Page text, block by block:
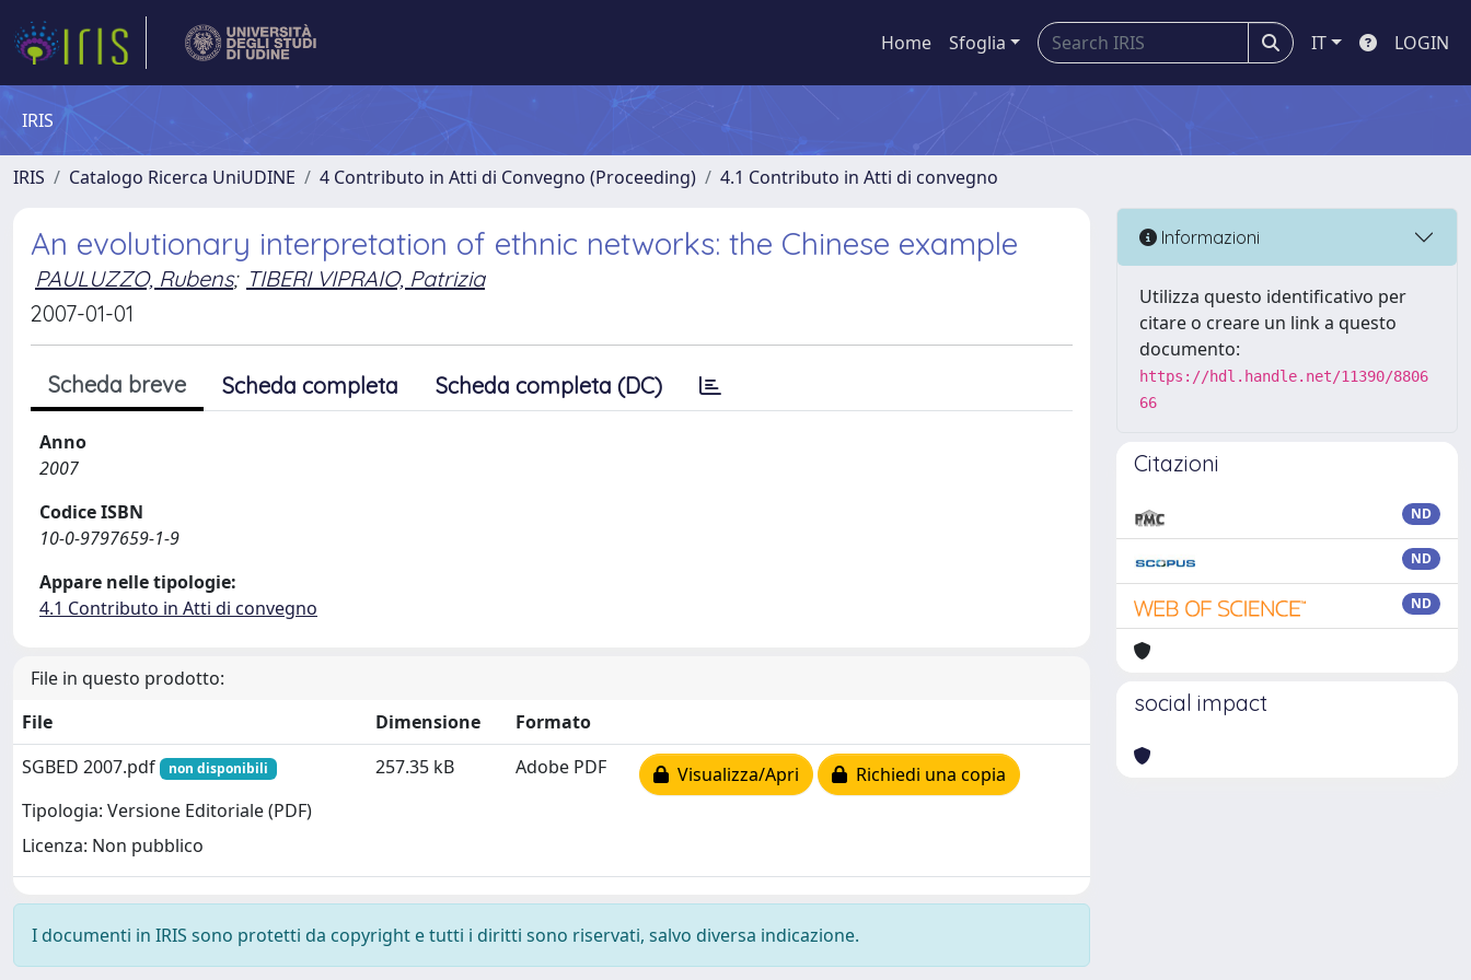
Home Sfoglia IT LOGIN
IRIS
IRIS Catalogo Ricerca UniUDINE 4 Contributo in Atti di Convegno (Proceeding) 4.1 Contributo in Atti di convegno
An evolutionary interpretation of ethnic networks: the Chinese example
PAULUZZO, Rubens; TIBERI VIPRAIO, Patrizia
2007-01-01
Scheda breve Scheda completa Scheda completa (DC)
Anno
2007
Codice ISBN
10-0-9797659-1-9
Appare nelle tipologie:
4.1 Contributo in Atti di convegno
File in questo prodotto:
File
Dimensione
Formato
SGBED 2007.pdf
non disponibili
Tipologia: Versione Editoriale (PDF)
Licenza: Non pubblico
257.35 kB Adobe PDF Visualizza/Apri Richiedi una copia
I documenti in IRIS sono protetti da copyright e tutti i diritti sono riservati, salvo diversa indicazione.
Informazioni
Utilizza questo identificativo per
citare o creare un link a questo
documento:
https://hdl.handle.net/11390/8806
66
Citazioni
ND
ND
ND
social impact